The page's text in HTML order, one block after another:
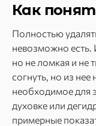
Как
Полностью
невозможно есть.
но не ломкая и не
согнуть, но из нее
необходимое для
духовке или
примерные